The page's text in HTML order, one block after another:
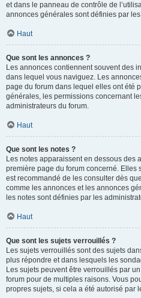
et dans le panneau de contrôle de
annonces générales sont définies par
Haut
Que sont les annonces ?
Les annonces contiennent souvent des
dans lequel vous naviguez. Les
page du forum dans lequel elles ont été
générales, les permissions concernant
administrateurs du forum.
Haut
Que sont les notes ?
Les notes apparaissent en dessous des
première page du forum concerné. Elles
est recommandé de les consulter dès
comme les annonces et les annonces
les notes sont définies par les
Haut
Que sont les sujets verrouillés ?
Les sujets verrouillés sont des sujets
plus répondre et dans lesquels les
Les sujets peuvent être verrouillés par
forum pour de multiples raisons. Vous
propres sujets, si cela a été autorisé par